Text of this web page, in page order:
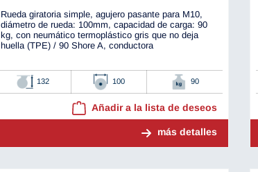
Rueda giratoria simple, agujero pasante para M10,
diámetro de rueda: 100mm, capacidad de carga: 90
kg, con neumático termoplástico gris que no deja
huella (TPE) / 90 Shore A, conductora
132 100 90
Añadir a la lista de deseos
más detalles